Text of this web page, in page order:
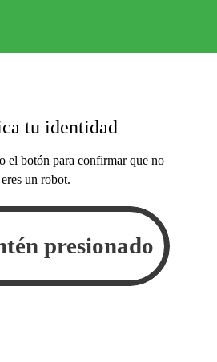
tu identidad
el botón para confirmar que no
eres un robot.